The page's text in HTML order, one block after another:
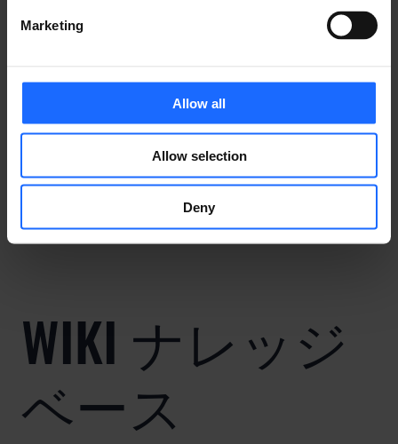
Marketing
Allow all
Allow selection
Deny
ださい。
事例集
WIKI ナレッジ
ベース